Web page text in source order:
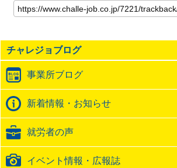
の
記
の
ト
ッ
ク
バ
ッ
URL
チャレジョブログ
事業所ブログ
新着情報・お知らせ
就労者の声
イベント情報・広報誌